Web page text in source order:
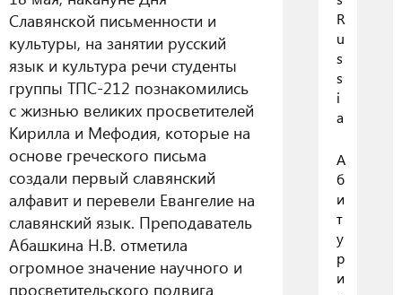
Славянской письменности и
культуры, на занятии русский
язык и культура речи студенты
группы ТПС-212 познакомились
с жизнью великих просветителей
Кирилла и Мефодия, которые на
основе греческого письма
создали первый славянский
алфавит и перевели Евангелие на
славянский язык. Преподаватель
Абашкина Н.В. отметила
огромное значение научного и
просветительского подвига
R
u
s
s
i
a
А
б
и
т
у
р
и